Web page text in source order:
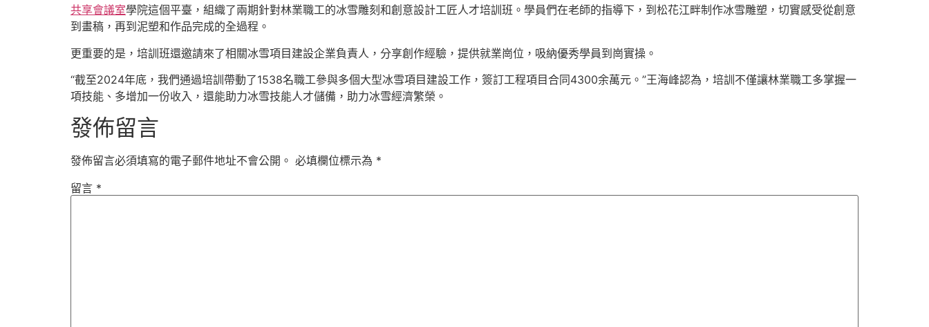
共享會議室學院這個平臺，組織了兩期針對林業職工的冰雪雕刻和創意設計工匠人才培訓班。學員們在老師的指導下，到松花江畔制作冰雪雕塑，切實感受從創意
到畫稿，再到泥塑和作品完成的全過程。
更重要的是，培訓班還邀請來了相關冰雪項目建設企業負責人，分享創作經驗，提供就業崗位，吸納優秀學員到崗實操。
“截至2024年底，我們通過培訓帶動了1538名職工參與多個大型冰雪項目建設工作，簽訂工程項目合同4300余萬元。”王海峰認為，培訓不僅讓林業職工多掌握一
項技能、多增加一份收入，還能助力冰雪技能人才儲備，助力冰雪經濟繁榮。
發佈留言
發佈留言必須填寫的電子郵件地址不會公開。 必填欄位標示為 *
留言 *